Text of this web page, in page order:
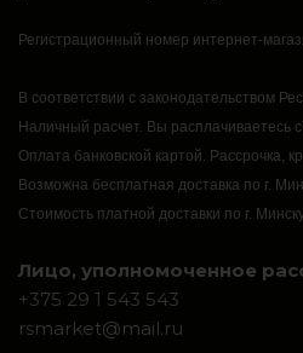
Регистрационный номер интернет-
В соответствии с законодательством
Наличный расчет. Вы расплачиваетесь
Оплата банковской картой. Рассрочка,
Возможна бесплатная доставка по г.
Стоимость платной доставки по г.
Лицо, уполномоченное
+375 29 1 543 543
rsmarket@mail.ru